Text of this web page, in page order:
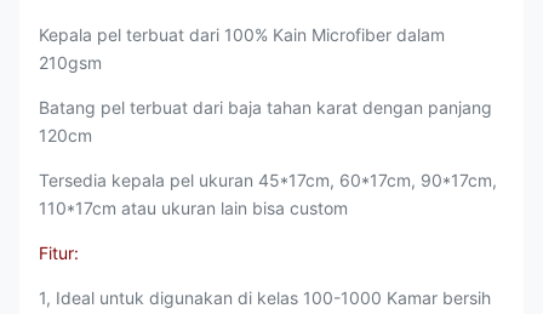
Kepala pel terbuat dari 100% Kain Microfiber dalam
210gsm
Batang pel terbuat dari baja tahan karat dengan panjang
120cm
Tersedia kepala pel ukuran 45*17cm, 60*17cm, 90*17cm,
110*17cm atau ukuran lain bisa custom
Fitur:
1, Ideal untuk digunakan di kelas 100-1000 Kamar bersih